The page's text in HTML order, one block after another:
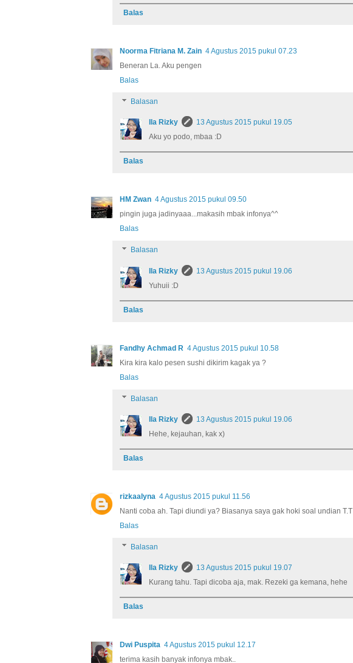
Balas
Noorma Fitriana M. Zain 4 Agustus 2015 pukul 07.23
Beneran La. Aku pengen
Balas
Balasan
Ila Rizky
13 Agustus 2015 pukul 19.05
Aku yo podo, mbaa :D
Balas
HM Zwan 4 Agustus 2015 pukul 09.50
pingin juga jadinyaaa...makasih mbak infonya^^
Balas
Balasan
Ila Rizky
13 Agustus 2015 pukul 19.06
Yuhuii :D
Balas
Fandhy Achmad R 4 Agustus 2015 pukul 10.58
Kira kira kalo pesen sushi dikirim kagak ya ?
Balas
Balasan
Ila Rizky
13 Agustus 2015 pukul 19.06
Hehe, kejauhan, kak x)
Balas
rizkaalyna 4 Agustus 2015 pukul 11.56
Nanti coba ah. Tapi diundi ya? Biasanya saya gak hoki soal undian T.T
Balas
Balasan
Ila Rizky
13 Agustus 2015 pukul 19.07
Kurang tahu. Tapi dicoba aja, mak. Rezeki ga kemana, hehe
Balas
Dwi Puspita 4 Agustus 2015 pukul 12.17
terima kasih banyak infonya mbak..